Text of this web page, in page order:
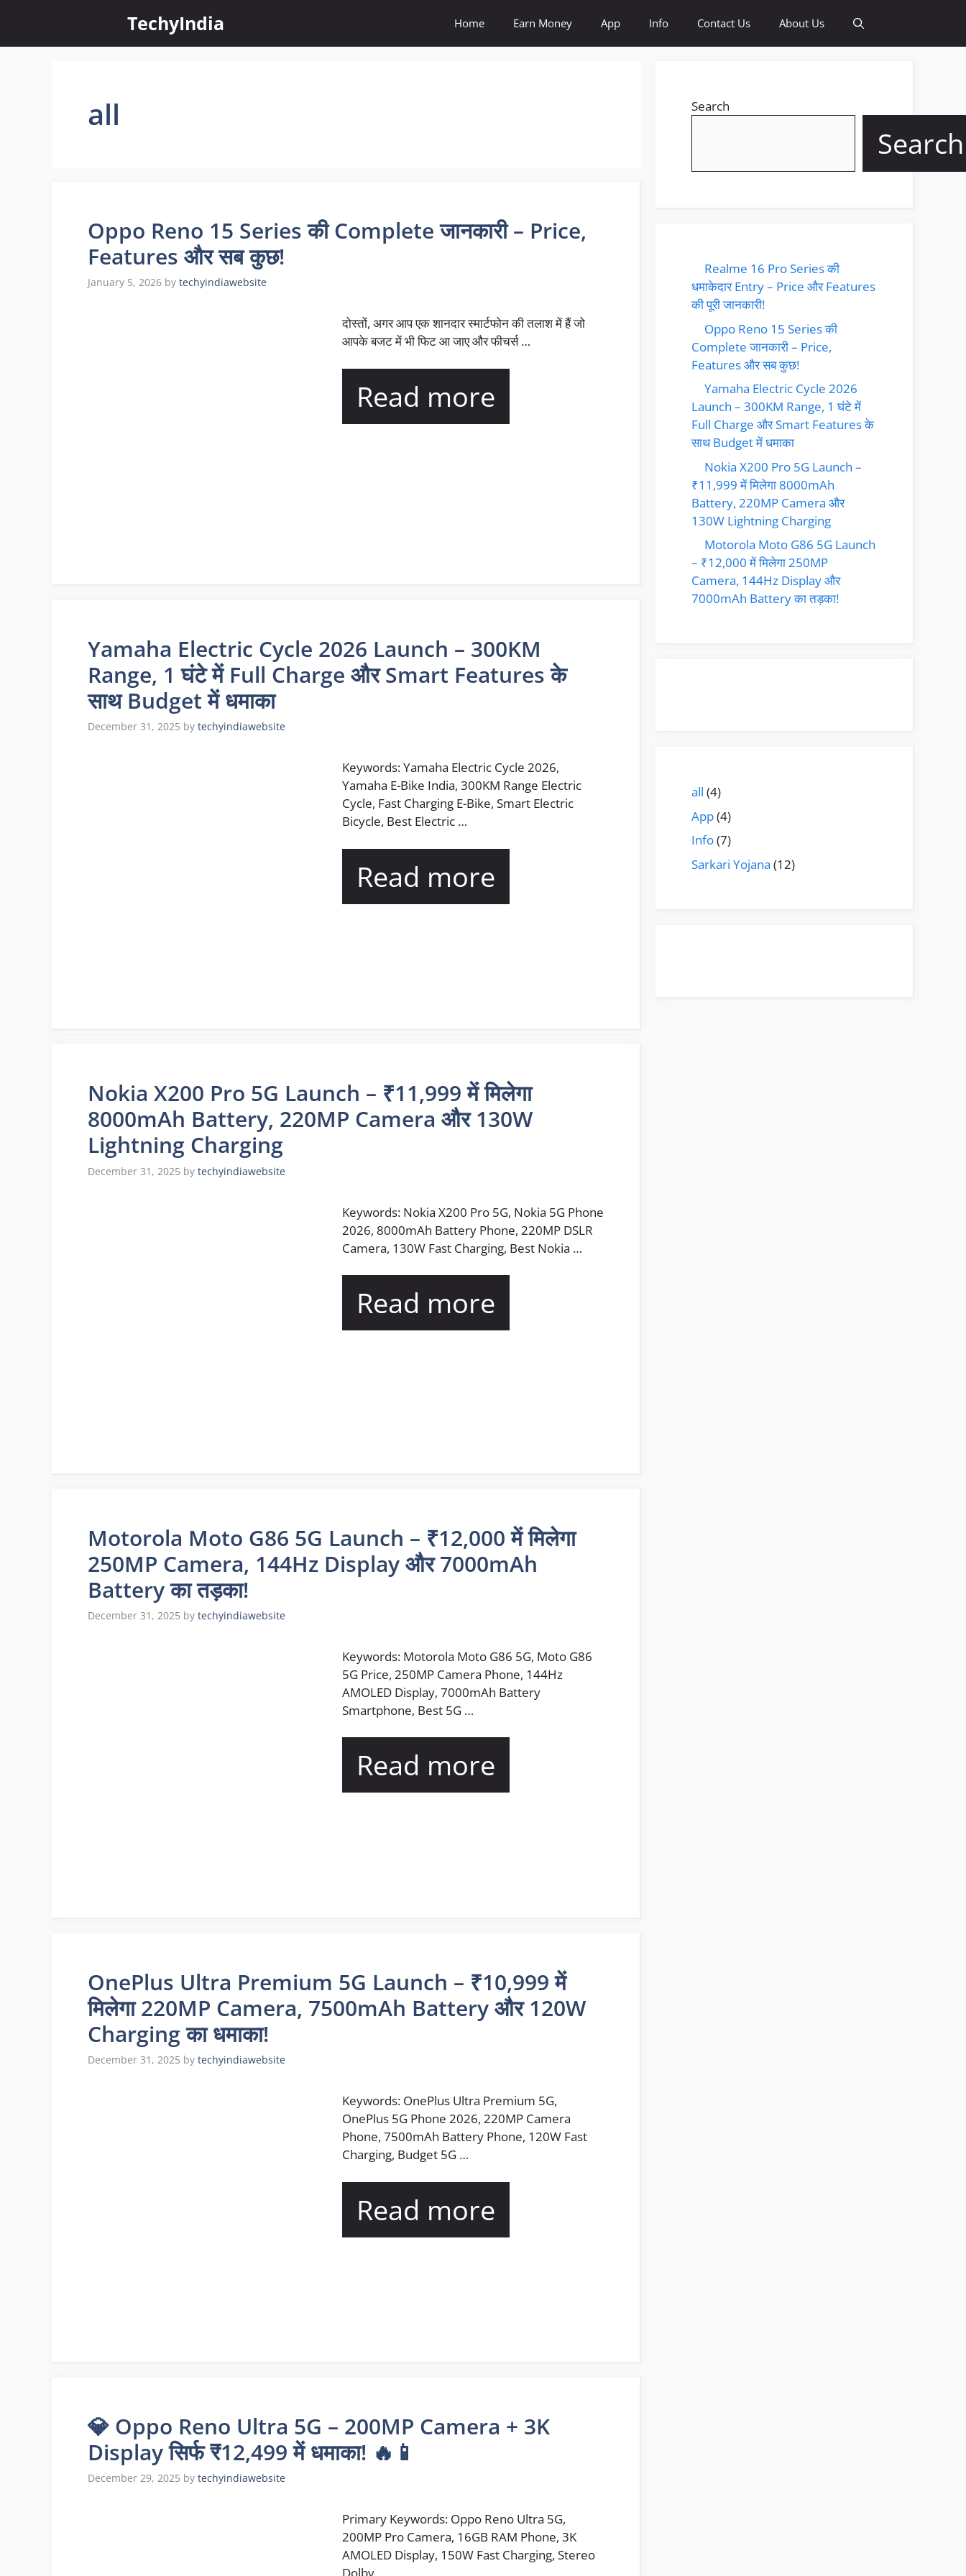
content
TechyIndia Home Earn Money App Info Contact Us About Us
all
Oppo Reno 15 Series की Complete जानकारी – Price,
Features और सब कुछ!
January 5, 2026 by techyindiawebsite
दोस्तों, अगर आप एक शानदार स्मार्टफोन की तलाश में हैं जो
आपके बजट में भी फिट आ जाए और फीचर्स …
Read more
Yamaha Electric Cycle 2026 Launch – 300KM
Range, 1 घंटे में Full Charge और Smart Features के
साथ Budget में धमाका
December 31, 2025 by techyindiawebsite
Keywords: Yamaha Electric Cycle 2026,
Yamaha E-Bike India, 300KM Range Electric
Cycle, Fast Charging E-Bike, Smart Electric
Bicycle, Best Electric …
Read more
Nokia X200 Pro 5G Launch – ₹11,999 में मिलेगा
8000mAh Battery, 220MP Camera और 130W
Lightning Charging
December 31, 2025 by techyindiawebsite
Keywords: Nokia X200 Pro 5G, Nokia 5G Phone
2026, 8000mAh Battery Phone, 220MP DSLR
Camera, 130W Fast Charging, Best Nokia …
Read more
Motorola Moto G86 5G Launch – ₹12,000 में मिलेगा
250MP Camera, 144Hz Display और 7000mAh
Battery का तड़का!
December 31, 2025 by techyindiawebsite
Keywords: Motorola Moto G86 5G, Moto G86
5G Price, 250MP Camera Phone, 144Hz
AMOLED Display, 7000mAh Battery
Smartphone, Best 5G …
Read more
OnePlus Ultra Premium 5G Launch – ₹10,999 में
मिलेगा 220MP Camera, 7500mAh Battery और 120W
Charging का धमाका!
December 31, 2025 by techyindiawebsite
Keywords: OnePlus Ultra Premium 5G,
OnePlus 5G Phone 2026, 220MP Camera
Phone, 7500mAh Battery Phone, 120W Fast
Charging, Budget 5G …
Read more
💎 Oppo Reno Ultra 5G – 200MP Camera + 3K
Display सिर्फ ₹12,499 में धमाका! 🔥📱
December 29, 2025 by techyindiawebsite
Primary Keywords: Oppo Reno Ultra 5G,
200MP Pro Camera, 16GB RAM Phone, 3K
AMOLED Display, 150W Fast Charging, Stereo
Search
Search
Realme 16 Pro Series की
धमाकेदार Entry – Price और Features
की पूरी जानकारी!
Oppo Reno 15 Series की
Complete जानकारी – Price,
Features और सब कुछ!
Yamaha Electric Cycle 2026
Launch – 300KM Range, 1 घंटे में
Full Charge और Smart Features के
साथ Budget में धमाका
Nokia X200 Pro 5G Launch –
₹11,999 में मिलेगा 8000mAh
Battery, 220MP Camera और
130W Lightning Charging
Motorola Moto G86 5G Launch
– ₹12,000 में मिलेगा 250MP
Camera, 144Hz Display और
7000mAh Battery का तड़का!
all (4)
App(4)
Info(7)
Sarkari Yojana (12)